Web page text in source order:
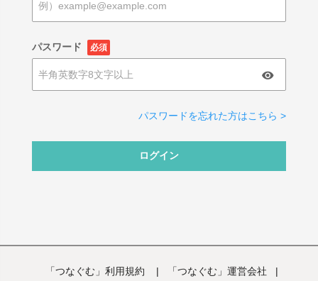
パスワード 必須
パスワードを忘れた方はこちら >
ログイン
「つなぐむ」利用規約 | 「つなぐむ」運営会社 |